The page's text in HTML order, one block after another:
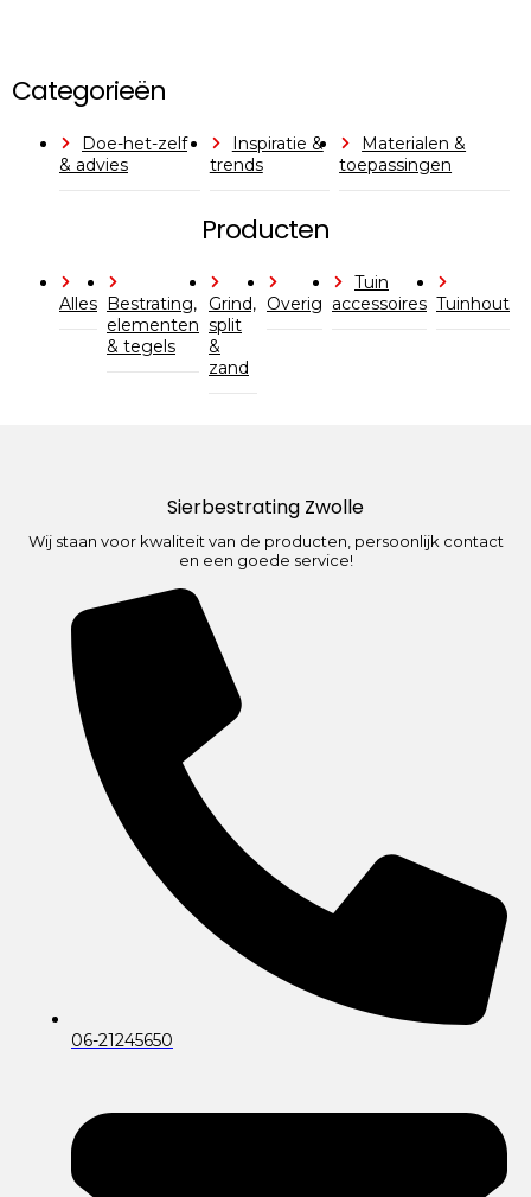
Categorieën
Doe-het-zelf
& advies
Inspiratie &
trends
Materialen &
toepassingen
Producten
Alles Bestrating,
elementen
& tegels
Grind,
split
&
zand
Overig
Tuin
accessoires Tuinhout
Sierbestrating Zwolle
Wij staan voor kwaliteit van de producten, persoonlijk contact
en een goede service!
06-21245650